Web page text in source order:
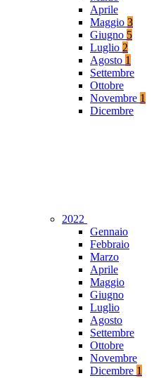
Aprile
Maggio 3
Giugno 5
Luglio 2
Agosto 1
Settembre
Ottobre
Novembre 1
Dicembre
2022
Gennaio
Febbraio
Marzo
Aprile
Maggio
Giugno
Luglio
Agosto
Settembre
Ottobre
Novembre
Dicembre 1